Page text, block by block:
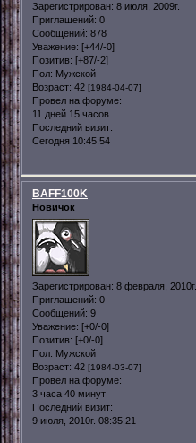
Зарегистрирован: 8 июля, 2009г.
Приглашений: 0
Сообщений: 878
Уважение: [+44/-0]
Позитив: [+87/-2]
Пол: Мужской
Возраст: 42 [1984-04-07]
Провел на форуме:
11 дней 15 часов
Последний визит:
Сегодня 10:45:54
BAFF100K
Новичок
Зарегистрирован: 8 февраля, 2010г.
Приглашений: 0
Сообщений: 9
Уважение: [+0/-0]
Позитив: [+0/-0]
Пол: Мужской
Возраст: 42 [1984-03-07]
Провел на форуме:
3 часа 40 минут
Последний визит:
9 июля, 2010г. 08:35:21